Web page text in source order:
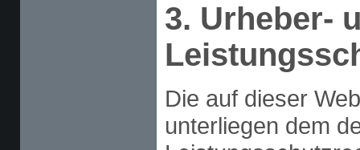
3. Urheber-
Die auf dieser
unterliegen dem